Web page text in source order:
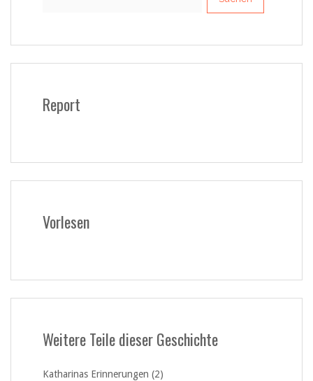
Report
Vorlesen
Weitere Teile dieser Geschichte
Katharinas Erinnerungen (2)